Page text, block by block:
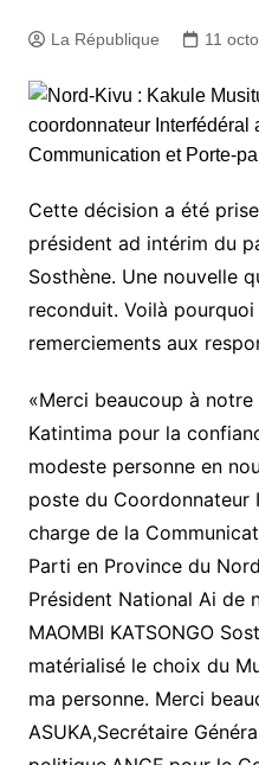
La République 11
Cette décision a été
président ad intérim du
Sosthène. Une nouvelle
reconduit. Voilà
remerciements aux
«Merci beaucoup à
Katintima pour la
modeste personne en
poste du
charge de la
Parti en Province du
Président National Ai de
MAOMBI KATSONGO
matérialisé le choix du
ma personne. Merci
ASUKA,Secrétaire